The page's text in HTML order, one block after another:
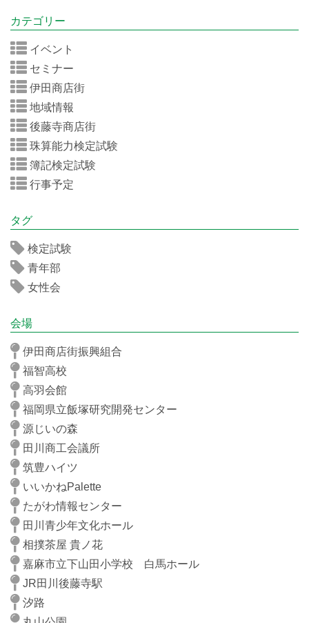
カテゴリー
イベント
セミナー
伊田商店街
地域情報
後藤寺商店街
珠算能力検定試験
簿記検定試験
行事予定
タグ
検定試験
青年部
女性会
会場
伊田商店街振興組合
福智高校
高羽会館
福岡県立飯塚研究開発センター
源じいの森
田川商工会議所
筑豊ハイツ
いいかねPalette
たがわ情報センター
田川青少年文化ホール
相撲茶屋 貴ノ花
嘉麻市立下山田小学校 白馬ホール
JR田川後藤寺駅
汐路